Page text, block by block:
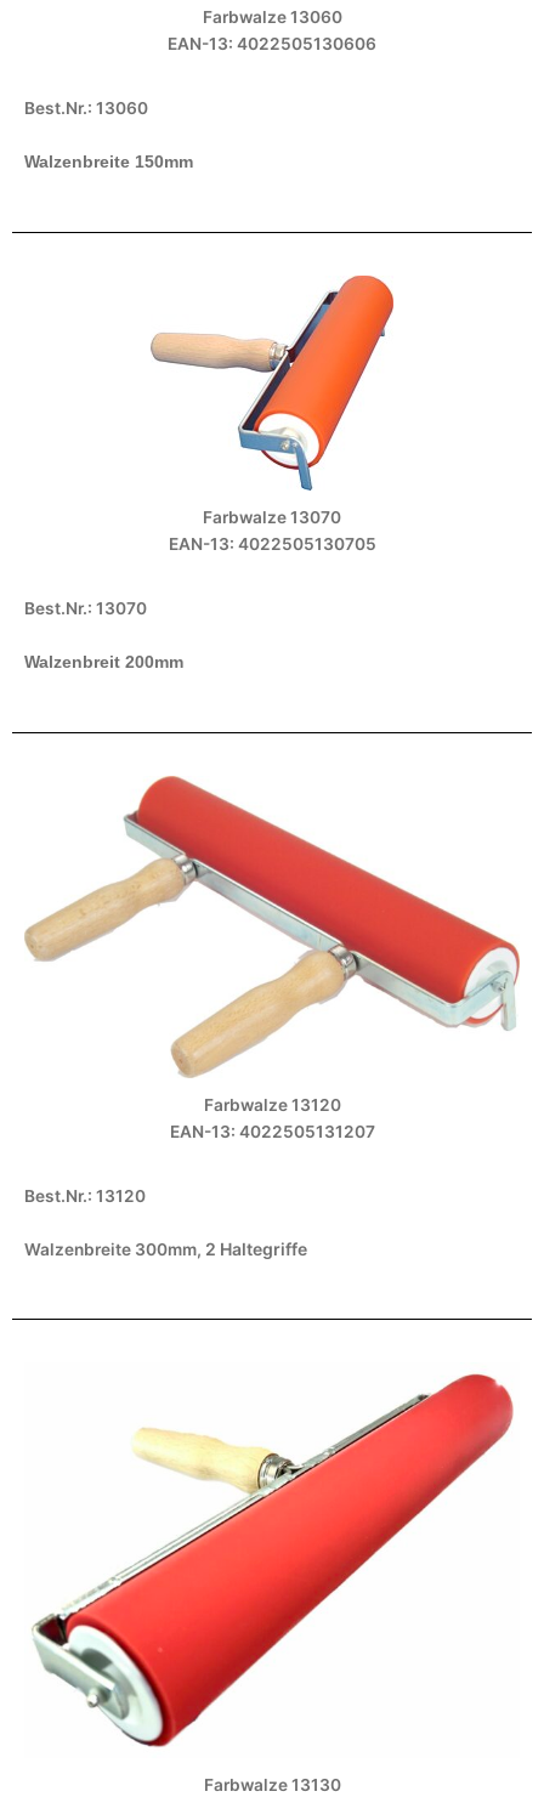
Farbwalze 13060
EAN-13: 4022505130606
Best.Nr.: 13060
Walzenbreite 150mm
Farbwalze 13070
EAN-13: 4022505130705
Best.Nr.: 13070
Walzenbreit 200mm
Farbwalze 13120
EAN-13: 4022505131207
Best.Nr.: 13120
Walzenbreite 300mm, 2 Haltegriffe
Farbwalze 13130